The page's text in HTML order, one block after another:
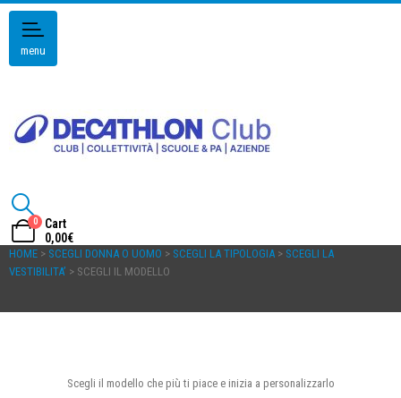
menu
0
Cart
0,00€
HOME > SCEGLI DONNA O UOMO > SCEGLI LA TIPOLOGIA > SCEGLI LA
VESTIBILITA’ > SCEGLI IL MODELLO
Scegli il modello che più ti piace e inizia a personalizzarlo